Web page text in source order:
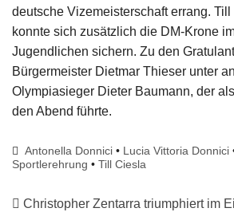
deutsche Vizemeisterschaft errang.
konnte sich zusätzlich die DM-Krone
Jugendlichen sichern. Zu den
Bürgermeister Dietmar Thieser unter
Olympiasieger Dieter Baumann, der
den Abend führte.
Antonella Donnici • Lucia Vittoria Donnici
Sportlerehrung • Till Ciesla
Christopher Zentarra triumphiert im